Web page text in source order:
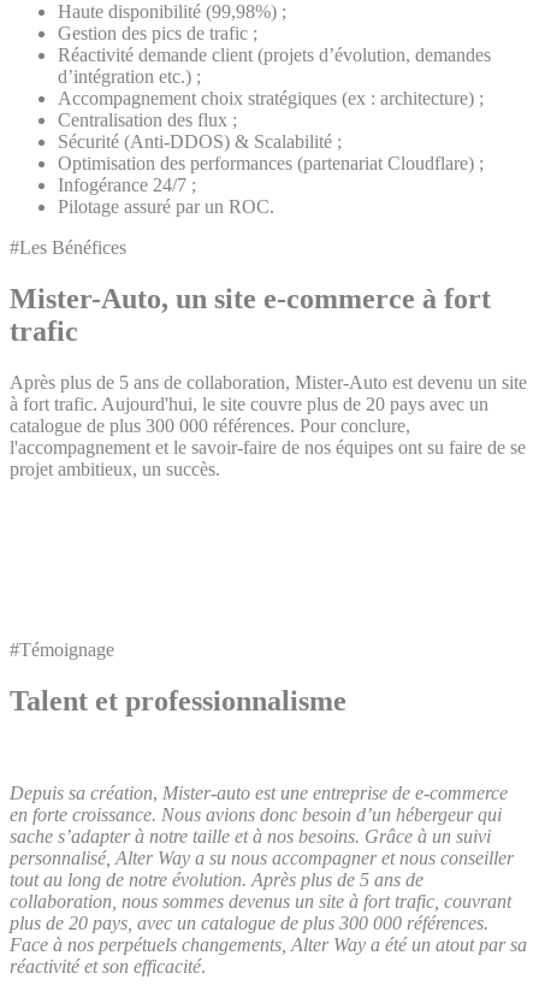
Haute disponibilité (99,98%) ;
Gestion des pics de trafic ;
Réactivité demande client (projets d’évolution, demandes
d’intégration etc.) ;
Accompagnement choix stratégiques (ex : architecture) ;
Centralisation des flux ;
Sécurité (Anti-DDOS) & Scalabilité ;
Optimisation des performances (partenariat Cloudflare) ;
Infogérance 24/7 ;
Pilotage assuré par un ROC.
#Les Bénéfices
Mister-Auto, un site e-commerce à fort
trafic
Après plus de 5 ans de collaboration, Mister-Auto est devenu un site
à fort trafic. Aujourd'hui, le site couvre plus de 20 pays avec un
catalogue de plus 300 000 références. Pour conclure,
l'accompagnement et le savoir-faire de nos équipes ont su faire de se
projet ambitieux, un succès.
#Témoignage
Talent et professionnalisme
Depuis sa création, Mister-auto est une entreprise de e-commerce
en forte croissance. Nous avions donc besoin d’un hébergeur qui
sache s’adapter à notre taille et à nos besoins. Grâce à un suivi
personnalisé, Alter Way a su nous accompagner et nous conseiller
tout au long de notre évolution. Après plus de 5 ans de
collaboration, nous sommes devenus un site à fort trafic, couvrant
plus de 20 pays, avec un catalogue de plus 300 000 références.
Face à nos perpétuels changements , Alter Way a été un atout par sa
réactivité et son efficacité.